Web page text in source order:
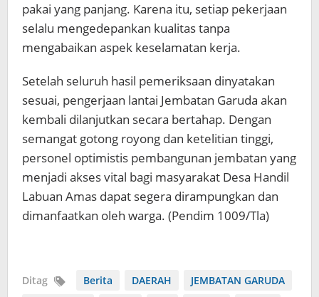
pakai yang panjang. Karena itu, setiap pekerjaan
selalu mengedepankan kualitas tanpa
mengabaikan aspek keselamatan kerja.
Setelah seluruh hasil pemeriksaan dinyatakan
sesuai, pengerjaan lantai Jembatan Garuda akan
kembali dilanjutkan secara bertahap. Dengan
semangat gotong royong dan ketelitian tinggi,
personel optimistis pembangunan jembatan yang
menjadi akses vital bagi masyarakat Desa Handil
Labuan Amas dapat segera dirampungkan dan
dimanfaatkan oleh warga. (Pendim 1009/Tla)
Ditag Berita DAERAH
JEMBATAN GARUDA